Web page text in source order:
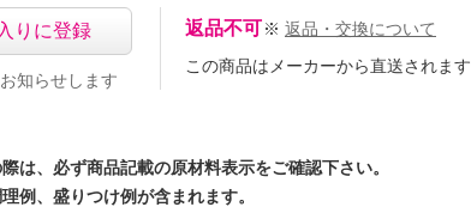
りに登録
知らせします
返品不可 ※ 返品・交換について
この商品はメーカーから直送されます
は、必ず商品記載の原材料表示をご確認下さい。
例、盛りつけ例が含まれます。